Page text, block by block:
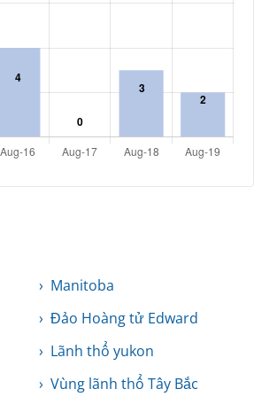
Manitoba
Đảo Hoàng tử Edward
Lãnh thổ yukon
Vùng lãnh thổ Tây Bắc